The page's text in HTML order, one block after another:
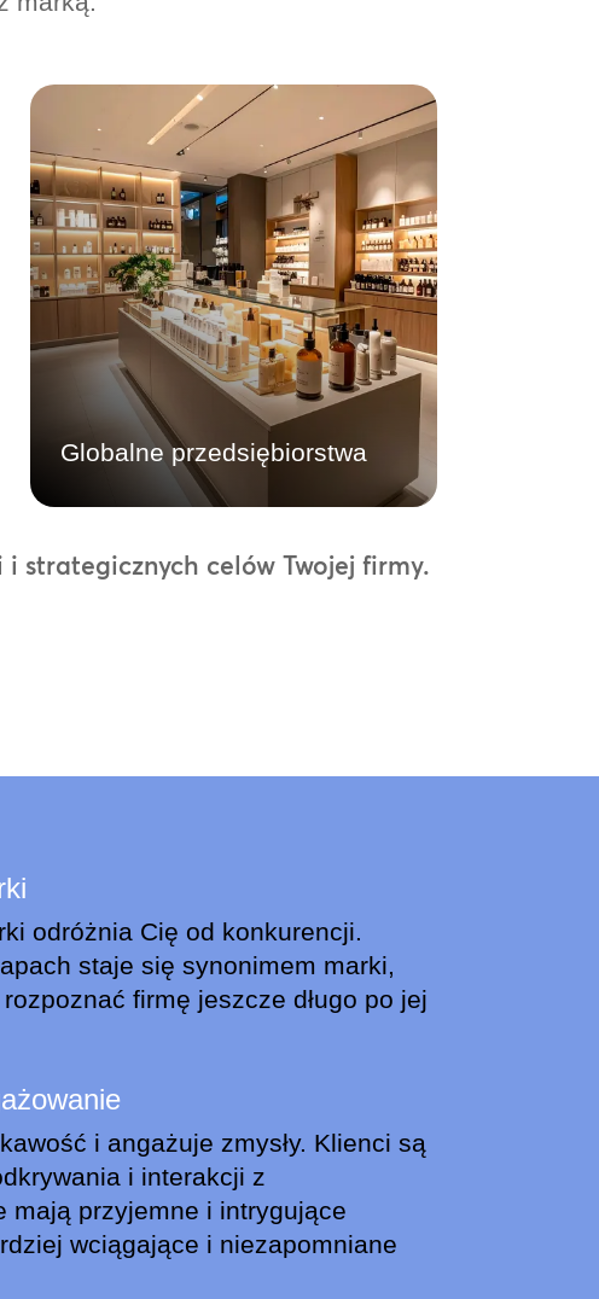
Globalne przedsiębiorstwa
Globalne przedsiębiorstwa
Ujednolicony branding sensoryczny na
całym świecie. Wdrażaj spójny
Signature Scent na dużą skalę. Nasze
zintegrowane systemy zapewniają
precyzyjną kontrolę i wykorzystują dane
do optymalizacji strategii marketingu
sensorycznego.
Dowiedz się więcej
strategicznych celów Twojej firmy.
odróżnia Cię od konkurencji.
staje się synonimem marki,
firmę jeszcze długo po jej
i angażuje zmysły. Klienci są
i interakcji z
mają przyjemne i intrygujące
wciągające i niezapomniane